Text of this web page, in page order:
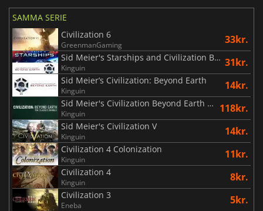
SAMMA SERIE
Civilization 6
GreenmanGaming 33kr.
Sid Meier's Starships and Civilization Beyond Earth
Kinguin 31kr.
Sid Meier’s Civilization: Beyond Earth
Kinguin 14kr.
Sid Meier's Civilization Beyond Earth Classics Bundle
Kinguin 118kr.
Sid Meier's Civilization V
Kinguin 14kr.
Civilization 4 Colonization
Kinguin 11kr.
Civilization 4
Kinguin 8kr.
Civilization 3
Eneba 5kr.